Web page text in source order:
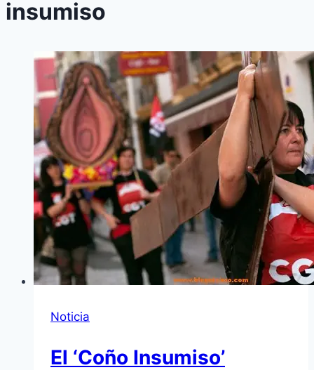
insumiso
Noticia
El ‘Coño Insumiso’